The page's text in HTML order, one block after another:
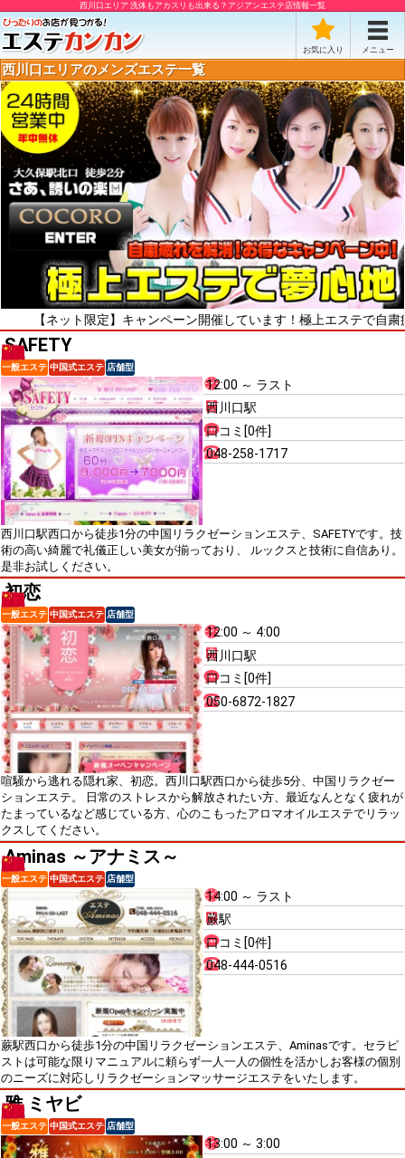
西川口エリア 洗体もアカスリも出来る？アジアンエステ店情報一覧
お気に入り メニュー
西川口エリアのメンズエステ一覧
ト限定】キャンペーン開催しています！極上エステで自粛疲れをリ
SAFETY
一般エステ 中国式エステ 店舗型
12:00 ～ ラスト
西川口駅
口コミ[0件]
048-258-1717
西川口駅西口から徒歩1分の中国リラクゼーションエステ、SAFETYです。技
術の高い綺麗で礼儀正しい美女が揃っており、 ルックスと技術に自信あり。
是非お試しください。
初恋
一般エステ 中国式エステ 店舗型
12:00 ～ 4:00
西川口駅
口コミ[0件]
050-6872-1827
喧騒から逃れる隠れ家、初恋。西川口駅西口から徒歩5分、中国リラクゼー
ションエステ。 日常のストレスから解放されたい方、最近なんとなく疲れが
たまっているなど感じている方、心のこもったアロマオイルエステでリラッ
クスしてください。
Aminas ～アナミス～
一般エステ 中国式エステ 店舗型
14:00 ～ ラスト
蕨駅
口コミ[0件]
048-444-0516
蕨駅西口から徒歩1分の中国リラクゼーションエステ、Aminasです。セラピ
ストは可能な限りマニュアルに頼らず一人一人の個性を活かしお客様の個別
のニーズに対応しリラクゼーションマッサージエステをいたします。
雅 ミヤビ
一般エステ 中国式エステ 店舗型
13:00 ～ 3:00